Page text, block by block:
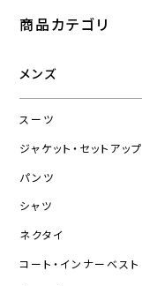
商品カテゴリ
メンズ
スーツ
ジャケット・セットアップ
パンツ
シャツ
ネクタイ
コート・インナーベスト